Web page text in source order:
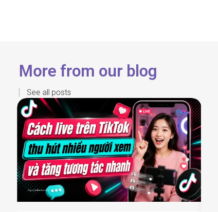
More from our blog
See all posts